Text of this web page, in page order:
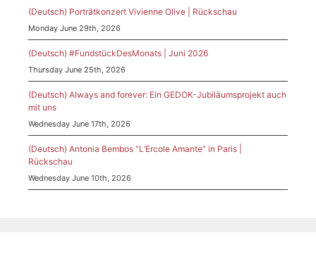
(Deutsch) Porträtkonzert Vivienne Olive | Rückschau
Monday June 29th, 2026
(Deutsch) #FundstückDesMonats | Juni 2026
Thursday June 25th, 2026
(Deutsch) Always and forever: Ein GEDOK-Jubiläumsprojekt auch
mit uns
Wednesday June 17th, 2026
(Deutsch) Antonia Bembos “L’Ercole Amante” in Paris |
Rückschau
Wednesday June 10th, 2026